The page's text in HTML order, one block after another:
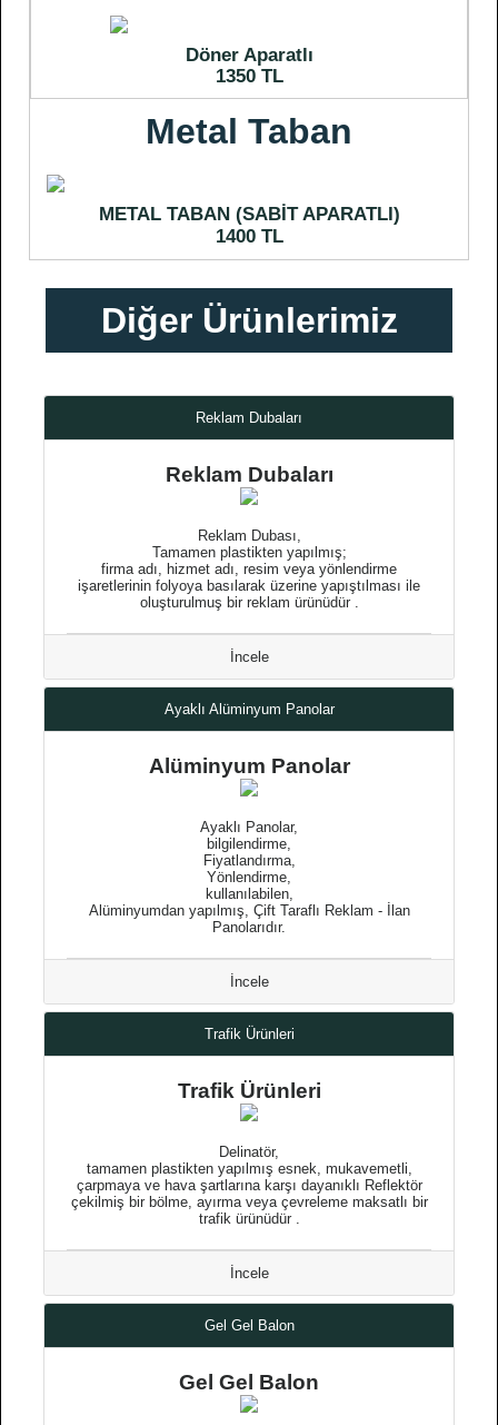
Döner Aparatlı
1350 TL
Metal Taban
METAL TABAN (SABİT APARATLI)
1400 TL
Diğer Ürünlerimiz
Reklam Dubaları
Reklam Dubaları
Reklam Dubası,
Tamamen plastikten yapılmış;
firma adı, hizmet adı, resim veya yönlendirme
işaretlerinin folyoya basılarak üzerine yapıştılması ile
oluşturulmuş bir reklam ürünüdür .
İncele
Ayaklı Alüminyum Panolar
Alüminyum Panolar
Ayaklı Panolar,
bilgilendirme,
Fiyatlandırma,
Yönlendirme,
kullanılabilen,
Alüminyumdan yapılmış, Çift Taraflı Reklam - İlan
Panolarıdır.
İncele
Trafik Ürünleri
Trafik Ürünleri
Delinatör,
tamamen plastikten yapılmış esnek, mukavemetli,
çarpmaya ve hava şartlarına karşı dayanıklı Reflektör
çekilmiş bir bölme, ayırma veya çevreleme maksatlı bir
trafik ürünüdür .
İncele
Gel Gel Balon
Gel Gel Balon